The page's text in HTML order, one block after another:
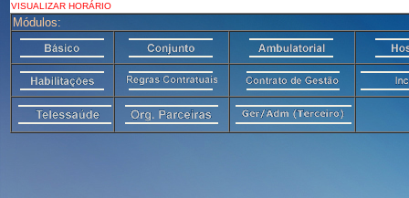
VISUALIZAR HORÁRIO
Módulos: